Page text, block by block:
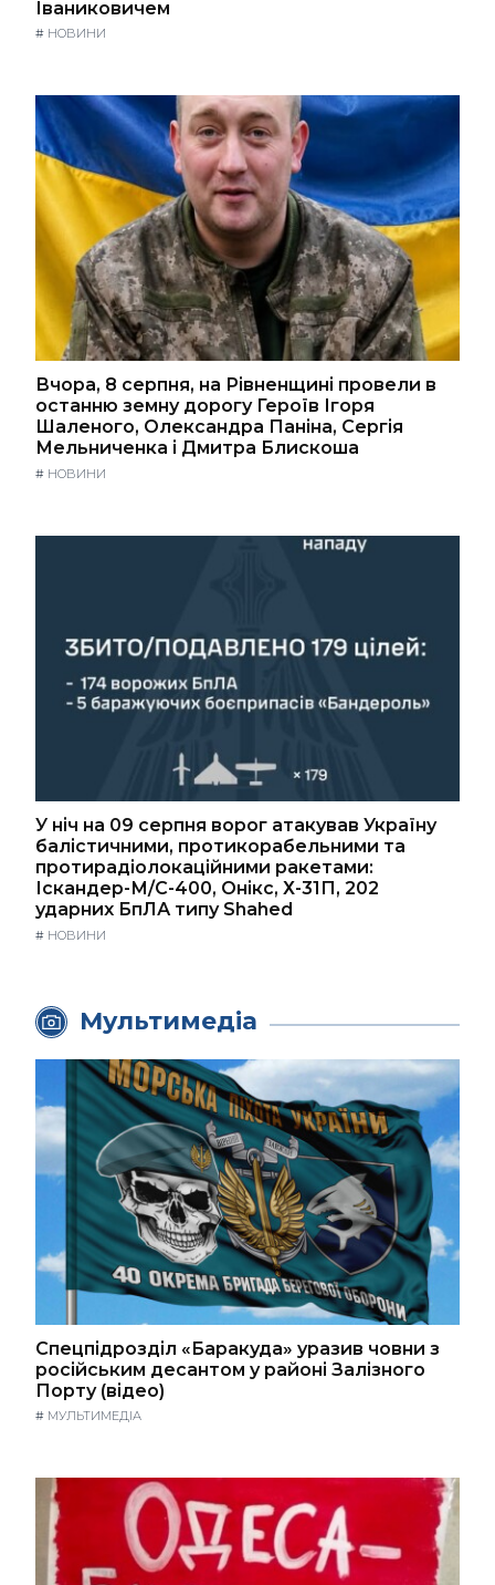
Іваниковичем
# НОВИНИ
Вчора, 8 серпня, на Рівненщині провели в
останню земну дорогу Героїв Ігоря
Шаленого, Олександра Паніна, Сергія
Мельниченка і Дмитра Блискоша
# НОВИНИ
У ніч на 09 серпня ворог атакував Україну
балістичними, протикорабельними та
протирадіолокаційними ракетами:
Іскандер-М/С-400, Онікс, Х-31П, 202
ударних БпЛА типу Shahed
# НОВИНИ
Мультимедіа
Спецпідрозділ «Баракуда» уразив човни з
російським десантом у районі Залізного
Порту (відео)
# МУЛЬТИМЕДІА